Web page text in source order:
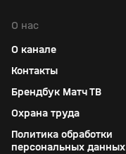
О нас
О канале
Контакты
Брендбук Матч ТВ
Охрана труда
Политика обработки
персональных данных